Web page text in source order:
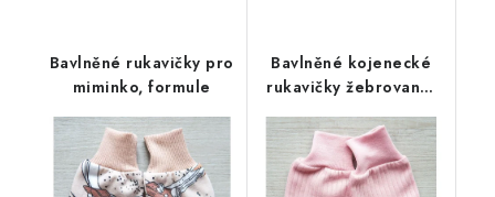
Bavlněné rukavičky pro
miminko, formule
Bavlněné kojenecké
rukavičky žebrované,
pudrově růžové